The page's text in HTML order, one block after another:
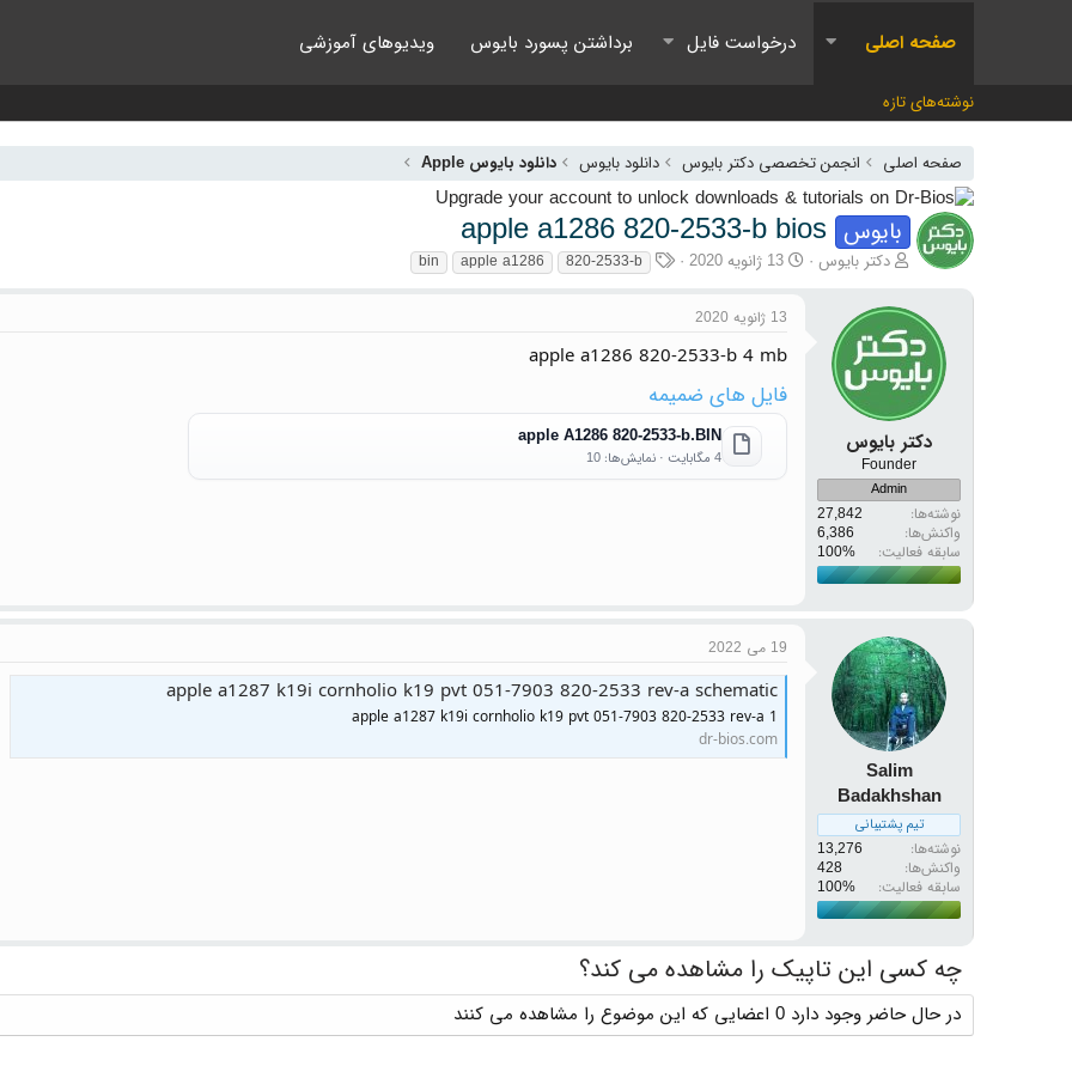
صفحه اصلی درخواست فایل برداشتن پسورد بایوس ویدیوهای آموزشی
نوشته‌های تازه
صفحه اصلی انجمن تخصصی دکتر بایوس دانلود بایوس دانلود بایوس Apple
بایوس apple a1286 820-2533-b bios
آغازگر گفتمان
دکتر بایوس تاریخ شروع
13 ژانویه 2020 برچسب‌ها
820-2533-b
apple a1286
bin
دکتر بایوس
Founder
Admin
نوشته‌ها
27,842
واکنش‌ها
6,386
سابقه فعالیت:
13 ژانویه 2020
apple a1286 820-2533-b 4 mb
فایل های ضمیمه
apple A1286 820-2533-b.BIN
4 مگابایت · نمایش‌ها: 10
Salim
Badakhshan
تیم پشتیبانی
نوشته‌ها
13,276
واکنش‌ها
428
سابقه فعالیت:
19 می 2022
apple a1287 k19i cornholio k19 pvt 051-7903 820-2533 rev-a schematic
apple a1287 k19i cornholio k19 pvt 051-7903 820-2533 rev-a 1
dr-bios.com
چه کسی این تاپیک را مشاهده می کند؟
در حال حاضر وجود دارد 0 اعضایی که این موضوع را مشاهده می کنند